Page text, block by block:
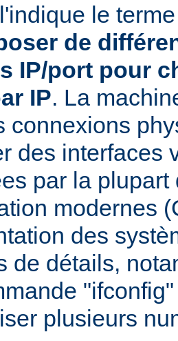
le
de
IP/port pour
IP. La
connexions
des interfaces
par la plupart
modernes
des
de détails,
plusieurs